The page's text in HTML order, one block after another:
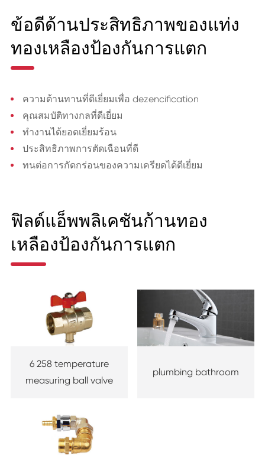
ข้อดีด้านประสิทธิภาพของแท่ง
ทองเหลืองป้องกันการแตก
ความต้านทานที่ดีเยี่ยมเพื่อ dezencification
คุณสมบัติทางกลที่ดีเยี่ยม
ทำงานได้ยอดเยี่ยมร้อน
ประสิทธิภาพการตัดเฉือนที่ดี
ทนต่อการกัดกร่อนของความเครียดได้ดีเยี่ยม
ฟิลด์แอ็พพลิเคชันก้านทอง
เหลืองป้องกันการแตก
6 258 temperature
measuring ball valve
plumbing bathroom